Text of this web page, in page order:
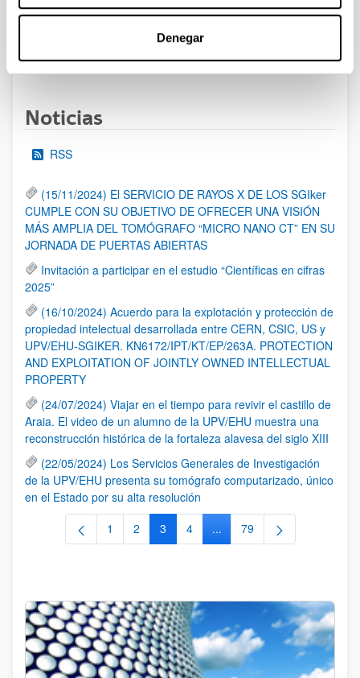
Denegar
al 30/07/2026 (ambos incluídos)
Página
1 Página
2 Página
3 ...Páginas intermedias Use TAB
Página
95
Noticias
RSS
(15/11/2024) El SERVICIO DE RAYOS X DE LOS SGIker
CUMPLE CON SU OBJETIVO DE OFRECER UNA VISIÓN
MÁS AMPLIA DEL TOMÓGRAFO “MICRO NANO CT” EN SU
JORNADA DE PUERTAS ABIERTAS
Invitación a participar en el estudio “Científicas en cifras
2025”
(16/10/2024) Acuerdo para la explotación y protección de
propiedad intelectual desarrollada entre CERN, CSIC, US y
UPV/EHU-SGIKER. KN6172/IPT/KT/EP/263A. PROTECTION
AND EXPLOITATION OF JOINTLY OWNED INTELLECTUAL
PROPERTY
(24/07/2024) Viajar en el tiempo para revivir el castillo de
Araia. El video de un alumno de la UPV/EHU muestra una
reconstrucción histórica de la fortaleza alavesa del siglo XIII
(22/05/2024) Los Servicios Generales de Investigación
de la UPV/EHU presenta su tomógrafo computarizado, único
en el Estado por su alta resolución
Página
1 Página
2 Página
3 Página
4 ...Páginas intermedias Use
Página
79